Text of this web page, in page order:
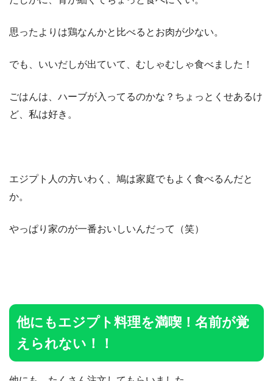
思ったよりは鶏なんかと比べるとお肉が少ない。
でも、いいだしが出ていて、むしゃむしゃ食べました！
ごはんは、ハーブが入ってるのかな？ちょっとくせあるけ
ど、私は好き。
エジプト人の方いわく、鳩は家庭でもよく食べるんだと
か。
やっぱり家のが一番おいしいんだって（笑）
他にもエジプト料理を満喫！名前が覚
えられない！！